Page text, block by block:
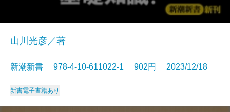
山川光彦／著
新潮新書 978-4-10-611022-1 902円 2023/12/18
新書電子書籍あり